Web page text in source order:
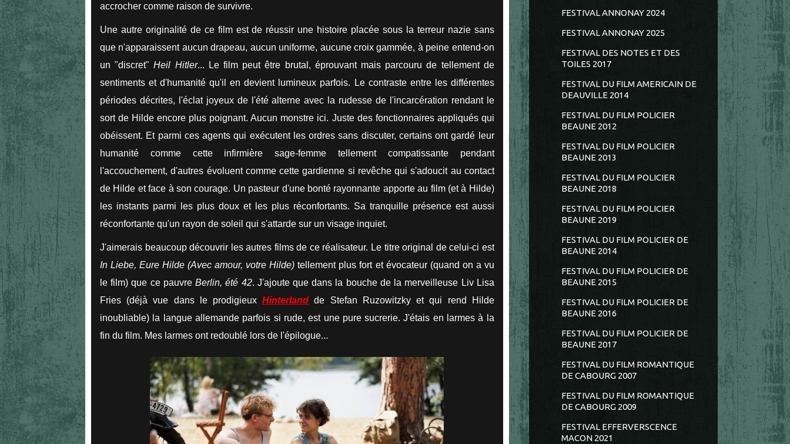
accrocher comme raison de survivre.
Une autre originalité de ce film est de réussir une histoire placée sous la terreur nazie sans
que n'apparaissent aucun drapeau, aucun uniforme, aucune croix gammée, à peine entend-on
un "discret"Heil Hitler... Le film peut être brutal, éprouvant mais parcouru de tellement de
sentiments et d'humanité qu'il en devient lumineux parfois. Le contraste entre les différentes
périodes décrites, l'éclat joyeux de l'été alterne avec la rudesse de l'incarcération rendant le
sort de Hilde encore plus poignant. Aucun monstre ici. Juste des fonctionnaires appliqués qui
obéissent. Et parmi ces agents qui exécutent les ordres sans discuter, certains ont gardé leur
humanité comme cette infirmière sage-femme tellement compatissante pendant
l'accouchement, d'autres évoluent comme cette gardienne si revêche qui s'adoucit au contact
de Hilde et face à son courage. Un pasteur d'une bonté rayonnante apporte au film (et à Hilde)
les instants parmi les plus doux et les plus réconfortants. Sa tranquille présence est aussi
réconfortante qu'un rayon de soleil qui s'attarde sur un visage inquiet.
J'aimerais beaucoup découvrir les autres films de ce réalisateur. Le titre original de celui-ci est
In Liebe, Eure Hilde (Avec amour, votre Hilde)tellement plus fort et évocateur (quand on a vu
le film) que ce pauvreBerlin, été 42. J'ajoute que dans la bouche de la merveilleuse Liv Lisa
Fries (déjà vue dans le prodigieuxHinterland de Stefan Ruzowitzky et qui rend Hilde
inoubliable) la langue allemande parfois si rude, est une pure sucrerie. J'étais en larmes à la
fin du film. Mes larmes ont redoublé lors de l'épilogue...
FESTIVAL ANNONAY 2024
FESTIVAL ANNONAY 2025
FESTIVAL DES NOTES ET DES
TOILES 2017
FESTIVAL DU FILM AMERICAIN DE
DEAUVILLE 2014
FESTIVAL DU FILM POLICIER
BEAUNE 2012
FESTIVAL DU FILM POLICIER
BEAUNE 2013
FESTIVAL DU FILM POLICIER
BEAUNE 2018
FESTIVAL DU FILM POLICIER
BEAUNE 2019
FESTIVAL DU FILM POLICIER DE
BEAUNE 2014
FESTIVAL DU FILM POLICIER DE
BEAUNE 2015
FESTIVAL DU FILM POLICIER DE
BEAUNE 2016
FESTIVAL DU FILM POLICIER DE
BEAUNE 2017
FESTIVAL DU FILM ROMANTIQUE
DE CABOURG 2007
FESTIVAL DU FILM ROMANTIQUE
DE CABOURG 2009
FESTIVAL EFFERVERSCENCE
MACON 2021